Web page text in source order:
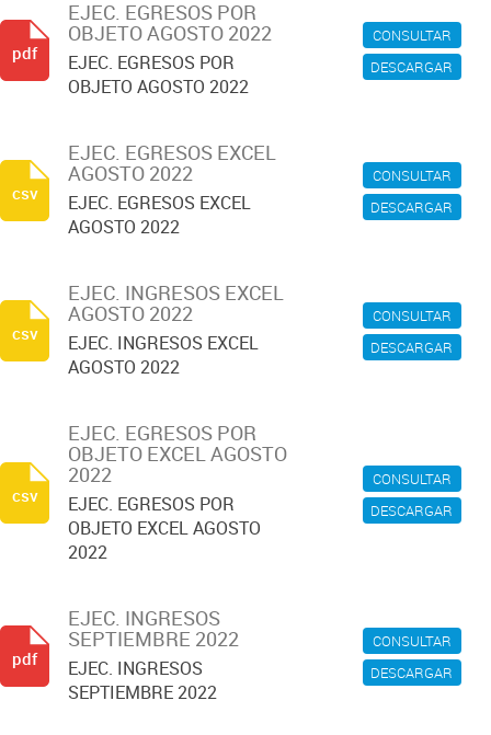
CONSULTAR
DESCARGAR
EJEC. EGRESOS POR
OBJETO AGOSTO 2022
EJEC. EGRESOS POR
OBJETO AGOSTO 2022
pdf
CONSULTAR
DESCARGAR
EJEC. EGRESOS EXCEL
AGOSTO 2022
EJEC. EGRESOS EXCEL
AGOSTO 2022
csv
CONSULTAR
DESCARGAR
EJEC. INGRESOS EXCEL
AGOSTO 2022
EJEC. INGRESOS EXCEL
AGOSTO 2022
csv
CONSULTAR
DESCARGAR
EJEC. EGRESOS POR
OBJETO EXCEL AGOSTO
2022
EJEC. EGRESOS POR
OBJETO EXCEL AGOSTO
2022
csv
CONSULTAR
DESCARGAR
EJEC. INGRESOS
SEPTIEMBRE 2022
EJEC. INGRESOS
SEPTIEMBRE 2022
pdf